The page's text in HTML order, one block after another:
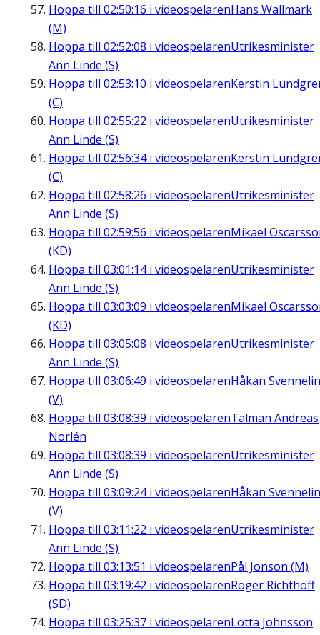
Hoppa till 02:50:16 i videospelarenHans Wallmark
(M)
Hoppa till 02:52:08 i videospelarenUtrikesminister
Ann Linde (S)
Hoppa till 02:53:10 i videospelarenKerstin
(C)
Hoppa till 02:55:22 i videospelarenUtrikesminister
Ann Linde (S)
Hoppa till 02:56:34i videospelarenKerstin
(C)
Hoppa till 02:58:26 i videospelarenUtrikesminister
Ann Linde (S)
Hoppa till 02:59:56 i videospelarenMikael
(KD)
Hoppa till 03:01:14i videospelarenUtrikesminister
Ann Linde (S)
Hoppa till 03:03:09 i videospelarenMikael
(KD)
Hoppa till 03:05:08 i videospelarenUtrikesminister
Ann Linde (S)
Hoppa till 03:06:49 i videospelarenHåkan
(V)
Hoppa till 03:08:39 i videospelarenTalman Andreas
Norlén
Hoppa till 03:08:39 i videospelarenUtrikesminister
Ann Linde (S)
Hoppa till 03:09:24i videospelarenHåkan
(V)
Hoppa till 03:11:22 i videospelarenUtrikesminister
Ann Linde (S)
Hoppa till 03:13:51 i videospelarenPål Jonson (M)
Hoppa till 03:19:42 i videospelarenRoger Richthoff
(SD)
Hoppa till 03:25:37 i videospelarenLotta Johnsson